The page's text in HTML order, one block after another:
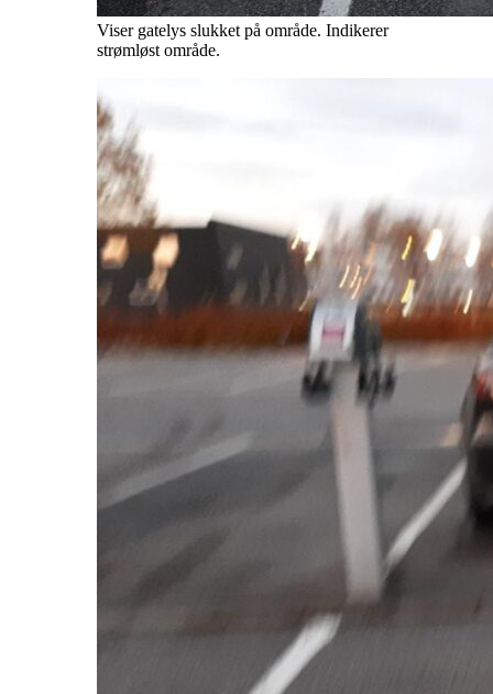
Viser gatelys slukket på område. Indikerer
strømløst område.